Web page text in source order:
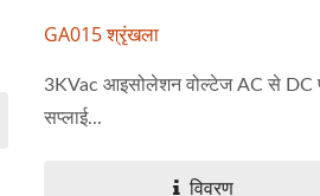
GA015 श्रृंखला
3KVac आइसोलेशन वोल्टेज AC से DC
सप्लाई...
विवरण